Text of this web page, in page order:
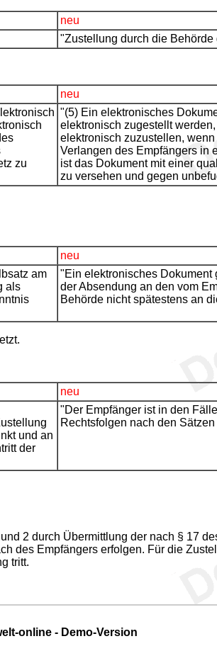
neu
"Zustellung durch die
neu
zu
"(5) Ein elektronisches
elektronisch zugestellt
elektronisch zuzustellen,
Verlangen des Empfängers in
ist das Dokument mit einer
zu versehen und gegen
neu
am
als
"Ein elektronisches Dokument
der Absendung an den vom
Behörde nicht spätestens an
neu
und an
der
"Der Empfänger ist in den
Rechtsfolgen nach den
2 durch Übermittlung der nach § 17
des Empfängers erfolgen. Für die
tritt.
online - Demo-Version